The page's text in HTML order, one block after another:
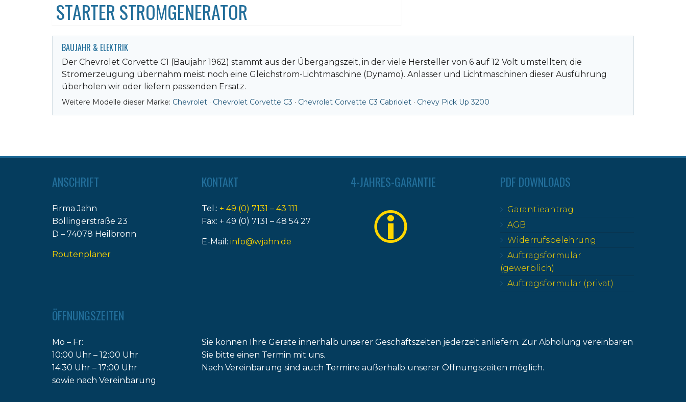
STARTER STROMGENERATOR
BAUJAHR & ELEKTRIK
Der Chevrolet Corvette C1 (Baujahr 1962) stammt aus der Übergangszeit, in der viele Hersteller von 6 auf 12 Volt umstellten; die
Stromerzeugung übernahm meist noch eine Gleichstrom-Lichtmaschine (Dynamo). Anlasser und Lichtmaschinen dieser Ausführung
überholen wir oder liefern passenden Ersatz.
Weitere Modelle dieser Marke: Chevrolet · Chevrolet Corvette C3 · Chevrolet Corvette C3 Cabriolet · Chevy Pick Up 3200
ANSCHRIFT
Firma Jahn
Böllingerstraße 23
D – 74078 Heilbronn
Routenplaner
KONTAKT
Tel.: + 49 (0) 7131 – 43 111
Fax: + 49 (0) 7131 – 48 54 27
E-Mail: info@wjahn.de
4-JAHRES-GARANTIE PDF DOWNLOADS
Garantieantrag
AGB
Widerrufsbelehrung
Auftragsformular
(gewerblich)
Auftragsformular (privat)
ÖFFNUNGSZEITEN
Mo – Fr:
10:00 Uhr – 12:00 Uhr
14:30 Uhr – 17:00 Uhr
sowie nach Vereinbarung
Sie können Ihre Geräte innerhalb unserer Geschäftszeiten jederzeit anliefern. Zur Abholung vereinbaren
Sie bitte einen Termin mit uns.
Nach Vereinbarung sind auch Termine außerhalb unserer Öffnungszeiten möglich.